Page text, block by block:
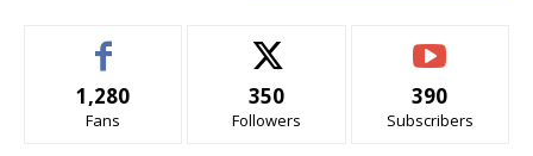
1,280
Fans
350
Followers
390
Subscribers